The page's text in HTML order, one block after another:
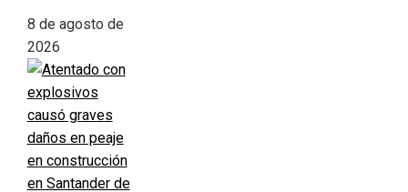
8 de agosto de
2026